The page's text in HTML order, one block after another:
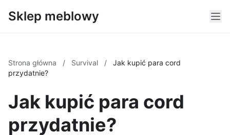
Sklep meblowy
Strona główna / Survival /
Jak kupić para cord
przydatnie?
Jak kupić para cord
przydatnie?